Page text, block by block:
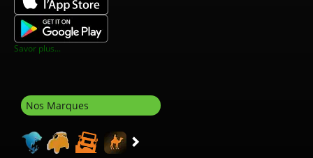
Savor plus...
Nos Marques